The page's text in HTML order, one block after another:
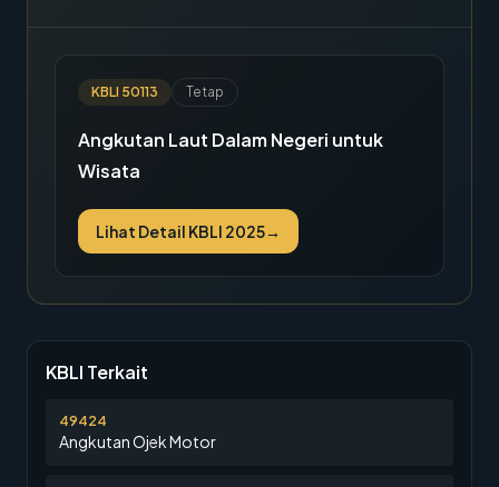
KBLI 50113 Tetap
Angkutan Laut Dalam Negeri untuk
Wisata
Lihat Detail KBLI 2025→
KBLI Terkait
49424
Angkutan Ojek Motor